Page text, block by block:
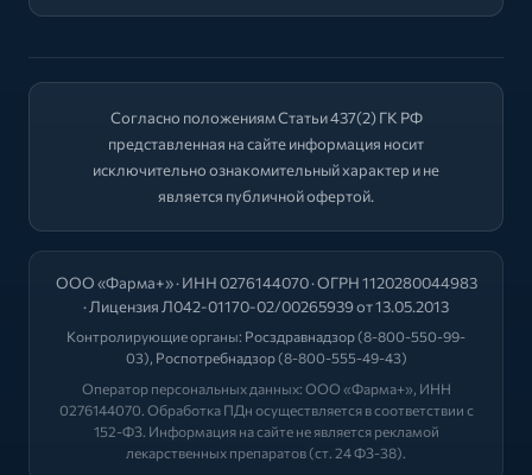
Согласно положениям Статьи 437(2) ГК РФ
представленная на сайте информация носит
исключительно ознакомительный характер и не
является публичной офертой.
ООО «Фарма+» · ИНН 0276144070 · ОГРН 1120280044983
· Лицензия Л042-01170-02/00265939 от 13.05.2013
Контролирующие органы: Росздравнадзор(8-800-550-99-
03), Роспотребнадзор(8-800-555-49-43)
Оператор персональных данных: ООО «Фарма+», ИНН
0276144070. Обработка ПДн осуществляется в соответствии с
152-ФЗ. Информация на сайте не является рекламой
лекарственных препаратов (ст. 24 ФЗ-38).